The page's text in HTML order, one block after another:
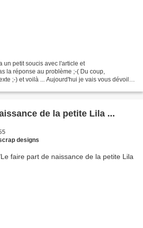
un petit soucis avec l'article et
la réponse au problème ;-( Du coup,
;-) et voilà ... Aujourd'hui je vais vous dévoiler
de la petite Lila ...
designs